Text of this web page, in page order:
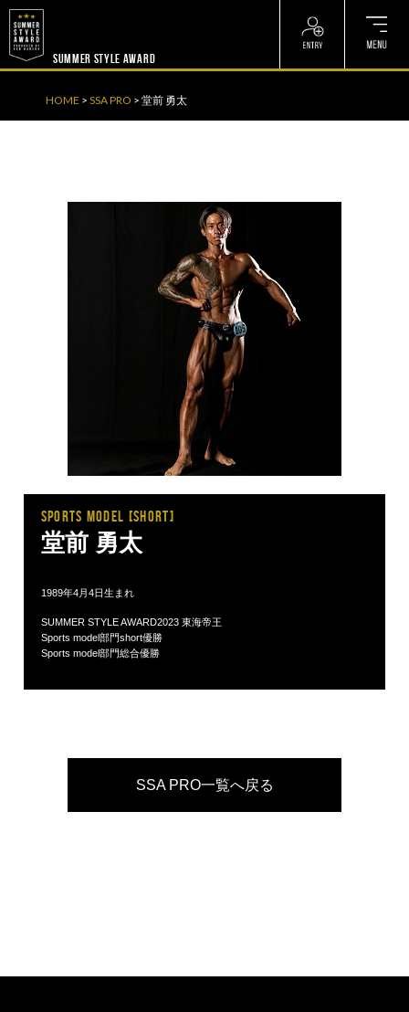
SUMMER STYLE AWARD
HOME > SSA PRO > 堂前 勇太
SPORTS MODEL [short]
堂前 勇太
1989年4月4日生まれ
SUMMER STYLE AWARD2023 東海帝王
Sports model部門short優勝
Sports model部門総合優勝
SSA PRO一覧へ戻る